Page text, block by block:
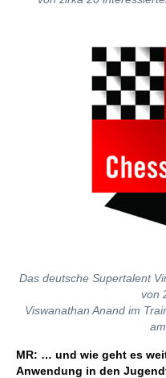
Das deutsche Supertalent
von
Viswanathan Anand im
MR: … und wie geht es
Anwendung in den